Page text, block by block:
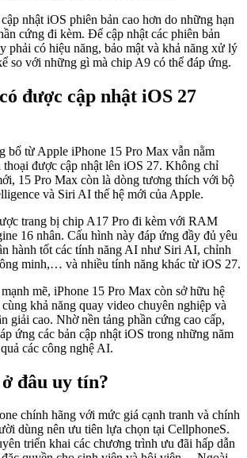
nhật iOS phiên bản cao hơn do những hạn
cứng đi kèm. Để cập nhật các phiên bản
phải có hiệu năng, bảo mật và khả năng xử lý
so với những gì mà chip A9 có thể đáp ứng.
được cập nhật iOS 27
bố từ Apple iPhone 15 Pro Max vẫn nằm
thoại được cập nhật lên iOS 27. Không chỉ
15 Pro Max còn là dòng tương thích với bộ
và Siri AI thế hệ mới của Apple.
trang bị chip A17 Pro đi kèm với RAM
16 nhân. Cấu hình này đáp ứng đầy đủ yêu
hành tốt các tính năng AI như Siri AI, chỉnh
minh,… và nhiều tính năng khác từ iOS 27.
mẽ, iPhone 15 Pro Max còn sở hữu hệ
khả năng quay video chuyên nghiệp và
giải cao. Nhờ nền tảng phần cứng cao cấp,
ứng các bản cập nhật iOS trong những năm
các công nghệ AI.
đâu uy tín?
chính hãng với mức giá cạnh tranh và chính
dùng nên ưu tiên lựa chọn tại CellphoneS.
triển khai các chương trình ưu đãi hấp dẫn